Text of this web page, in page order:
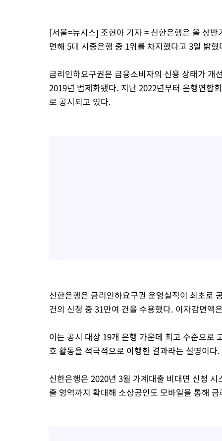
[속보]'압수수색·성접대 논란' 축구협회 "실망과 걱정 안겨드려
'최고 37도' 폭염 지속…강원동해안 최대 150㎜ 비
[서울=뉴시스] 조현아 기자 = 신한은행은 올 상
면해 5대 시중은행 중 1위를 차지했다고 3일 밝혔
금리인하요구권은 금융소비자의 신용 상태가 개
2019년 법제화됐다. 지난 2022년부터 은행연합
로 공시되고 있다.
신한은행은 금리인하요구권 운영실적이 최초로
건의 신청 중 31만여 건을 수용했다. 이자감면액
이는 공시 대상 19개 은행 가운데 최고 수준으로
호 활동을 적극적으로 이행한 결과라는 설명이다.
신한은행은 2020년 3월 가계대출 비대면 신청
출 영역까지 확대해 소상공인도 모바일을 통해